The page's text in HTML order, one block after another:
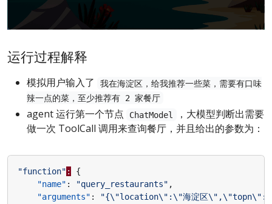
运行过程解释
模拟用户输入了
我在海淀区，给我推荐一些菜，需要有口味
辣一点的菜，至少推荐有 2 家餐厅
agent 运行第一个节点 ChatModel
，大模型判断出需要
做一次 ToolCall 调用来查询餐厅，并且给出的参数为：
"function" :
{
"name" : "query_restaurants" ,
"arguments" :
"{\"location\":\"海淀区